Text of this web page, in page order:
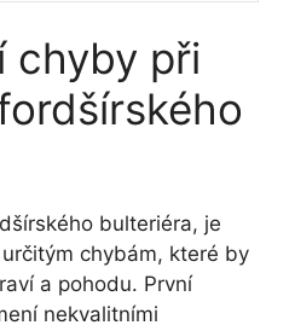
chyby při
bulteriéra, je
chybám, které by
a pohodu. První
nekvalitními